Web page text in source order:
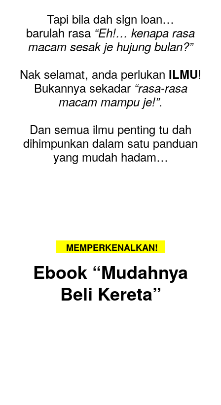
Tapi bila dah sign loan…
barulah rasa “Eh!… kenapa rasa
macam sesak je hujung bulan?”
Nak selamat, anda perlukan ILMU!
Bukannya sekadar“rasa-rasa
macam mampu je!”.
Dan semua ilmu penting tu dah
dihimpunkan dalam satu panduan
yang mudah hadam…
MEMPERKENALKAN!
Ebook “Mudahnya
Beli Kereta”